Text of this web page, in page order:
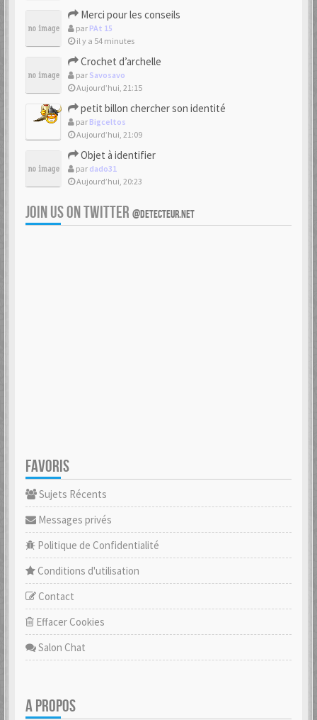
Merci pour les conseils
par PAt 15
il y a 54 minutes
Crochet d’archelle
par Savosavo
Aujourd’hui, 21:15
petit billon chercher son identité
par Bigceltos
Aujourd’hui, 21:09
Objet à identifier
par dado31
Aujourd’hui, 20:23
JOIN US ON TWITTER @DETECTEUR.NET
FAVORIS
Sujets Récents
Messages privés
Politique de Confidentialité
Conditions d'utilisation
Contact
Effacer Cookies
Salon Chat
A PROPOS